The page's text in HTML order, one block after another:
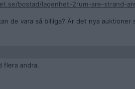
bostad/lagenhet-2rum-are-strand-
de vara så billiga? Är det nya auktioner
flera andra.